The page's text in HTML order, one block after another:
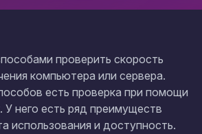
проверить скорость
компьютера или сервера.
есть проверка при помощи
. У него есть ряд преимуществ
использования и доступность.